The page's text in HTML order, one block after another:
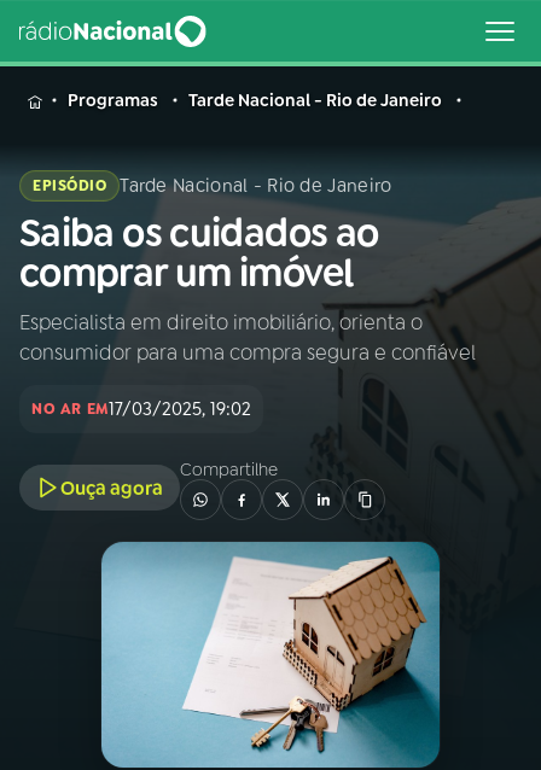
MENU
Buscar
na
Rádio
Nacional
Buscar
AO VIVO
PROGRAMAÇÃO
PROGRAMAS
PODCASTS
Programas Tarde Nacional - Rio de Janeiro
EPISÓDIO Tarde Nacional - Rio de Janeiro
Saiba os cuidados ao
comprar um imóvel
Especialista em direito imobiliário, orienta o
consumidor para uma compra segura e confiável
NO AR EM17/03/2025, 19:02
Ouça agora
Compartilhe